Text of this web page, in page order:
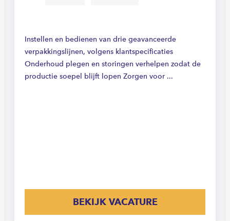
Instellen en bedienen van drie geavanceerde
verpakkingslijnen, volgens klantspecificaties
Onderhoud plegen en storingen verhelpen zodat de
productie soepel blijft lopen Zorgen voor ...
BEKIJK VACATURE